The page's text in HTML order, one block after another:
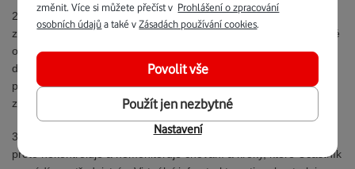
2. Veškeré shromážděné informace jsou uloženy a uchovány v
zabezpečených systémech, k nimž mají přístup pouze oprávněné
osoby. Systémy jsou pod neustálým dohledem pro zajištění
důvěrnosti, integrity a bezpečnosti informací včetně bezpečnosti
proti průniku zvenčí. Provozovatel prohlašuje, že v rámci Služby
zajišťuje odpovídající technické a organizační zabezpečení.
3. Poskytovatel nemá žádnou obecnou povinnost dohledu, a
proto nekontroluje a nemonitoruje chování a kroky, které Účastník
změnit. Více si můžete přečíst v Prohlášení o zpracování
osobních údajůa také vZásadách používání cookies.
Použít jen nezbytné
Povolit vše
Nastavení